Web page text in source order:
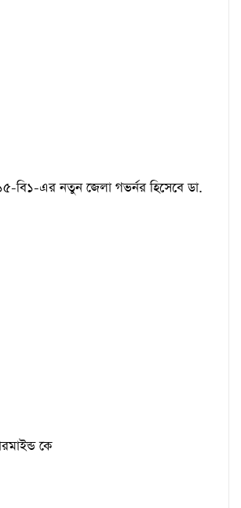
৩১৫-বি১-এর নতুন জেলা গভর্নর হিসেবে ডা.
কে